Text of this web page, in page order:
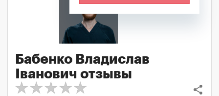
Бабенко Владислав
Іванович отзывы
share